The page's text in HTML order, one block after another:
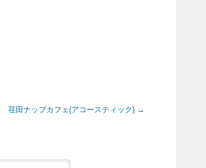
荏田ナップカフェ(アコースティック) →